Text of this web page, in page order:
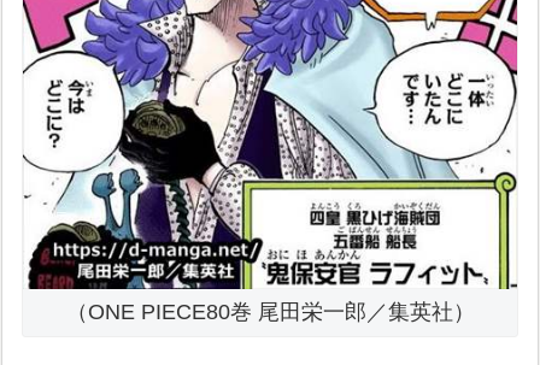
（ONE PIECE80巻 尾田栄一郎／集英社）